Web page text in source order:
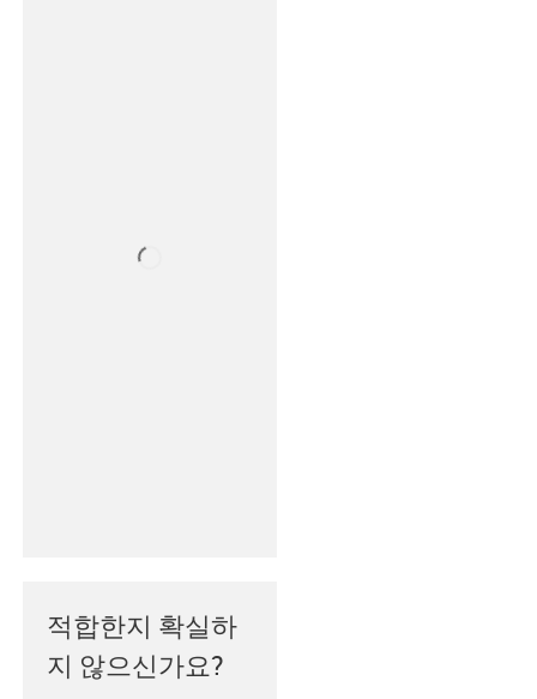
적합한지 확실하
지 않으신가요?